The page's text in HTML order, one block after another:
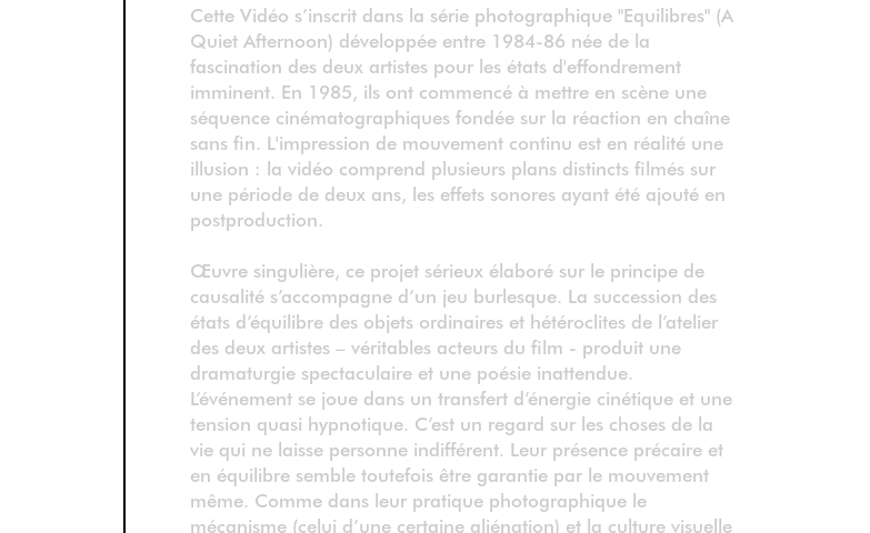
Cette Vidéo s’inscrit dans la série photographique "Equilibres" (A
Quiet Afternoon) développée entre 1984-86 née de la
fascination des deux artistes pour les états d'effondrement
imminent. En 1985, ils ont commencé à mettre en scène une
séquence cinématographiques fondée sur la réaction en chaîne
sans fin. L'impression de mouvement continu est en réalité une
illusion : la vidéo comprend plusieurs plans distincts filmés sur
une période de deux ans, les effets sonores ayant été ajouté en
postproduction.
Œuvre singulière, ce projet sérieux élaboré sur le principe de
causalité s’accompagne d’un jeu burlesque. La succession des
états d’équilibre des objets ordinaires et hétéroclites de l’atelier
des deux artistes – véritables acteurs du film - produit une
dramaturgie spectaculaire et une poésie inattendue.
L’événement se joue dans un transfert d’énergie cinétique et une
tension quasi hypnotique. C’est un regard sur les choses de la
vie qui ne laisse personne indifférent. Leur présence précaire et
en équilibre semble toutefois être garantie par le mouvement
même. Comme dans leur pratique photographique le
mécanisme (celui d’une certaine aliénation) et la culture visuelle